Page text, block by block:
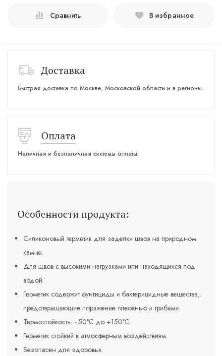
Сравнить В избранное
Доставка
Быстрая доставка по Москве, Московской области и в регионы.
Оплата
Наличная и безналичная системы оплаты.
Особенности продукта:
Силиконовый герметик для заделки швов на природном
камне.
Для швов с высокими нагрузками или находящихся под
водой.
Герметик содержит фунгициды и бактерицидные вещества,
предотвращающие поражение плесенью и грибами.
Термостойкость: - 50°C до +150°C.
Герметик стойкий к атмосферным воздействиям.
Безопасен для здоровья.